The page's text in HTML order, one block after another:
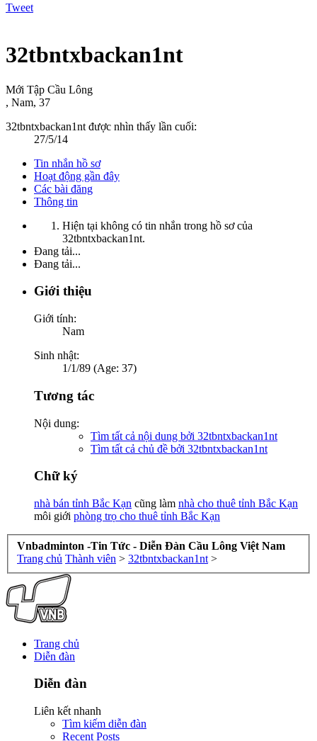
Tweet
32tbntxbackan1nt
Mới Tập Cầu Lông
, Nam, 37
32tbntxbackan1nt được nhìn thấy lần cuối:
27/5/14
Tin nhắn hồ sơ
Hoạt động gần đây
Các bài đăng
Thông tin
Hiện tại không có tin nhắn trong hồ sơ của
32tbntxbackan1nt.
Đang tải...
Đang tải...
Giới thiệu
Giới tính:
Nam
Sinh nhật:
1/1/89 (Age: 37)
Tương tác
Nội dung:
Tìm tất cả nội dung bởi 32tbntxbackan1nt
Tìm tất cả chủ đề bởi 32tbntxbackan1nt
Chữ ký
nhà bán tỉnh Bắc Kạn cũng làm nhà cho thuê tỉnh Bắc Kạn
môi giới phòng trọ cho thuê tỉnh Bắc Kạn
Vnbadminton -Tin Tức - Diễn Đàn Cầu Lông Việt Nam
Trang chủ Thành viên > 32tbntxbackan1nt >
Trang chủ
Diễn đàn
Diễn đàn
Liên kết nhanh
Tìm kiếm diễn đàn
Recent Posts